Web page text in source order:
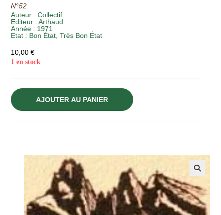
N°52
Auteur :Collectif
Editeur :Arthaud
Année : 1971
Etat : Bon État,Très Bon État
10,00€
1 en stock
AJOUTER AU PANIER